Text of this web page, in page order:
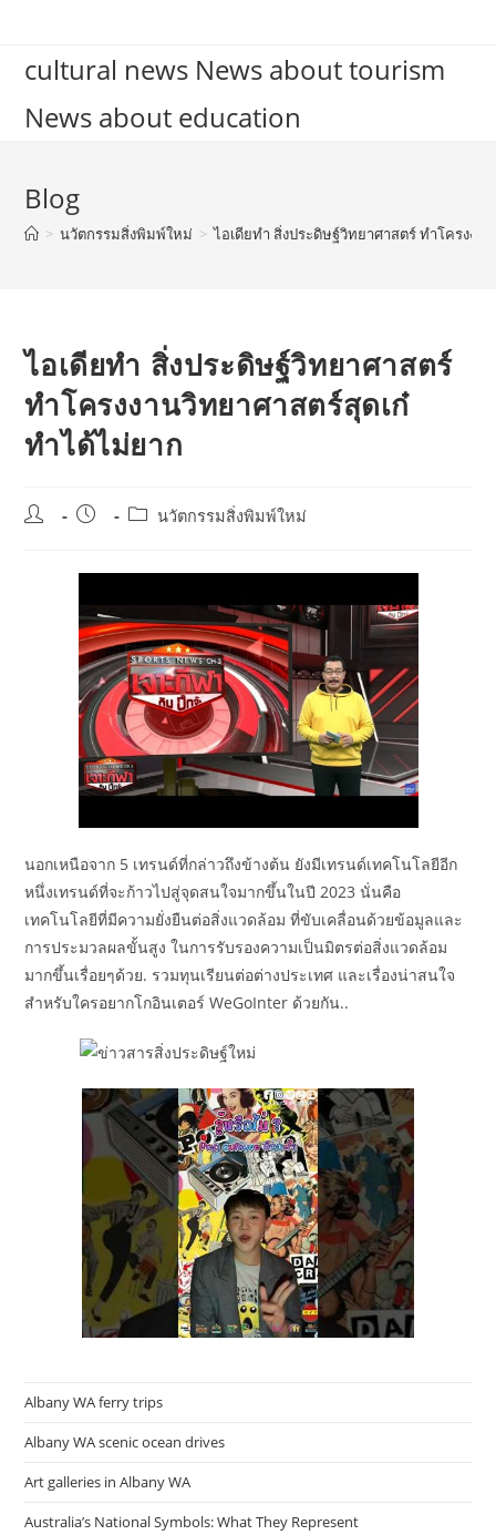
contentcultural news News about tourism
News about education
Blog
> นวัตกรรมสิ่งพิมพ์ใหม่ > ไอเดียทำ สิ่งประดิษฐ์วิทยาศาสตร์ ทำโครงงา
ไอเดียทำ สิ่งประดิษฐ์วิทยาศาสตร์
ทำโครงงานวิทยาศาสตร์สุดเก๋
ทำได้ไม่ยาก
Post
Post
Postนวัตกรรมสิ่งพิมพ์ใหม่
นอกเหนือจาก 5 เทรนด์ที่กล่าวถึงข้างต้น ยังมีเทรนด์เทคโนโลยีอีก
หนึ่งเทรนด์ที่จะก้าวไปสู่จุดสนใจมากขึ้นในปี 2023 นั่นคือ
เทคโนโลยีที่มีความยั่งยืนต่อสิ่งแวดล้อม ที่ขับเคลื่อนด้วยข้อมูลและ
การประมวลผลขั้นสูง ในการรับรองความเป็นมิตรต่อสิ่งแวดล้อม
มากขึ้นเรื่อยๆด้วย. รวมทุนเรียนต่อต่างประเทศ และเรื่องน่าสนใจ
สำหรับใครอยากโกอินเตอร์ WeGoInter ด้วยกัน..
Albany WA ferry trips
Albany WA scenic ocean drives
Art galleries in Albany WA
Australia’s National Symbols: What They Represent